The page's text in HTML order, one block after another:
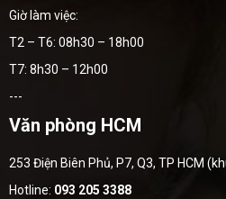
Giờ làm việc:
T2 – T6: 08h30 – 18h00
T7: 8h30 – 12h00
---
Văn phòng HCM
253 Điện Biên Phủ, P7, Q3, TP HCM
Hotline: 093 205 3388